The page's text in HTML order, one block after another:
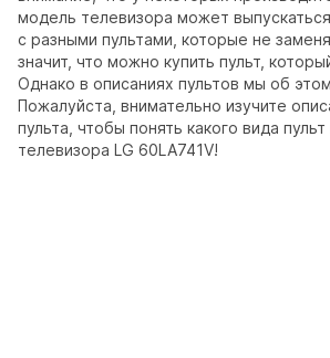
модель телевизора может
с разными пультами, которые не
значит, что можно купить пульт,
Однако в описаниях пультов мы об
Пожалуйста, внимательно изучите
пульта, чтобы понять какого вида
телевизора LG 60LA741V!